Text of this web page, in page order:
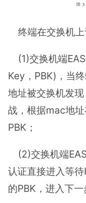
终端在交换机上
(1)交换机端
Key，PBK)，当
地址被交换机发
战，根据mac地
PBK；
(2)交换机端
认证直接进入等
的PBK，进入下一